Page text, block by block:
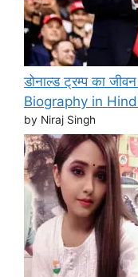
डोनाल्ड ट्रम्प का
Biography in
by Niraj Singh